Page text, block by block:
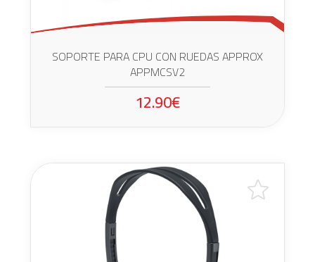
SOPORTE PARA CPU CON RUEDAS APPROX
APPMCSV2
12.90€